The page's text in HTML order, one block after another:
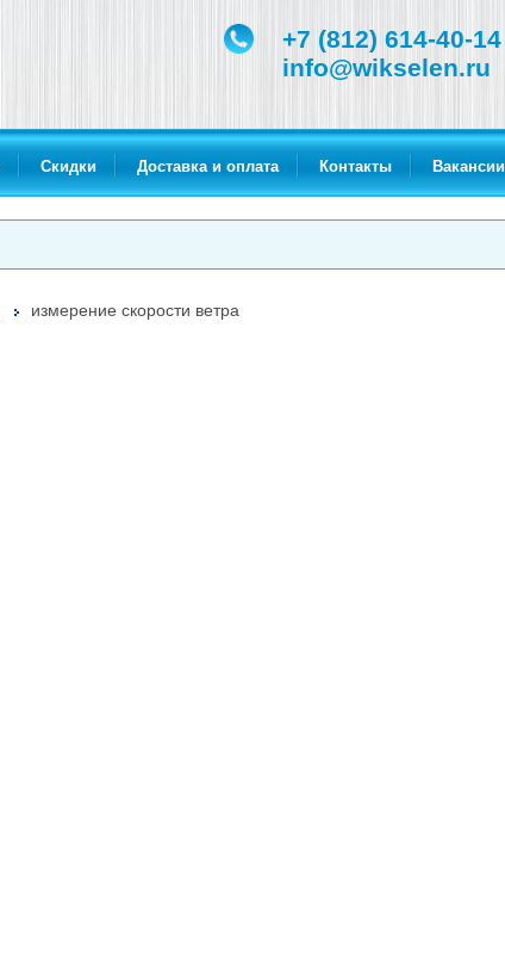
+7 (812) 614-40-14
info@wikselen.ru
Скидки Доставка и оплата Контакты Вакансии
измерение скорости ветра